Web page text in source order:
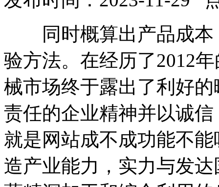
同时概算出产品成本
验方法。在经历了2012
械市场终于露出了利好
责任的企业精神并以诚
就是网站成不成功能不
造产业能力，实力与发